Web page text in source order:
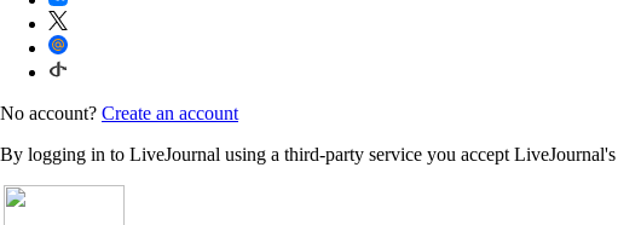
No account? Create an account
By logging in to LiveJournal using a third-party service you accept LiveJournal's